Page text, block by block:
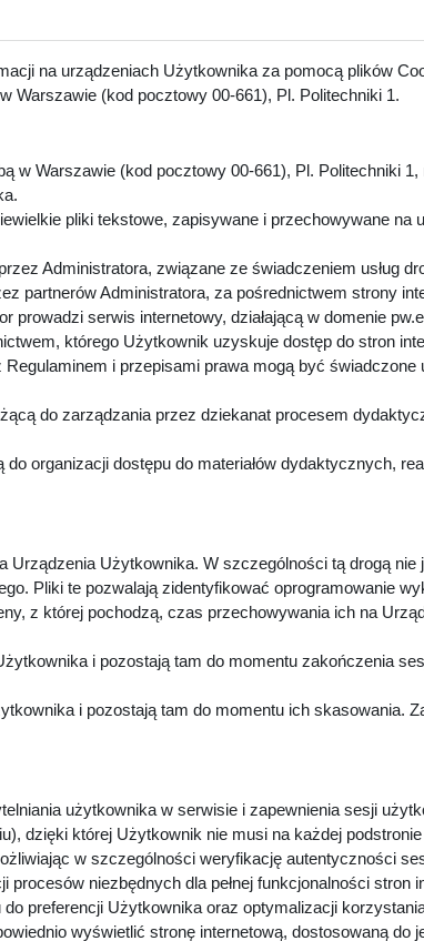
na urządzeniach Użytkownika za pomocą plików
Warszawie (kod pocztowy 00-661), Pl. Politechniki 1.
w Warszawie (kod pocztowy 00-661), Pl. Politechniki
pliki tekstowe, zapisywane i przechowywane
Administratora, związane ze świadczeniem usług
partnerów Administratora, za pośrednictwem strony
prowadzi serwis internetowy, działającą w domenie
którego Użytkownik uzyskuje dostęp do stron
i przepisami prawa mogą być
do zarządzania przez dziekanat procesem
do organizacji dostępu do materiałów dydaktycznych,
Urządzenia Użytkownika. W szczególności tą drogą
Pliki te pozwalają zidentyfikować oprogramowanie
z której pochodzą, czas przechowywania ich na
i pozostają tam do momentu zakończenia
i pozostają tam do momentu ich skasowania.
użytkownika w serwisie i zapewnienia sesji
dzięki której Użytkownik nie musi na każdej
w szczególności weryfikację autentyczności
niezbędnych dla pełnej funkcjonalności stron
preferencji Użytkownika oraz optymalizacji
wyświetlić stronę internetową, dostosowaną do